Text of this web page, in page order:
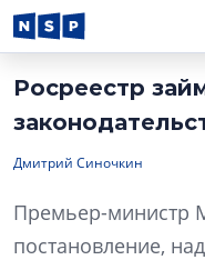
Росреестр
Дмитрий Синочкин
Премьер-министр
постановление,